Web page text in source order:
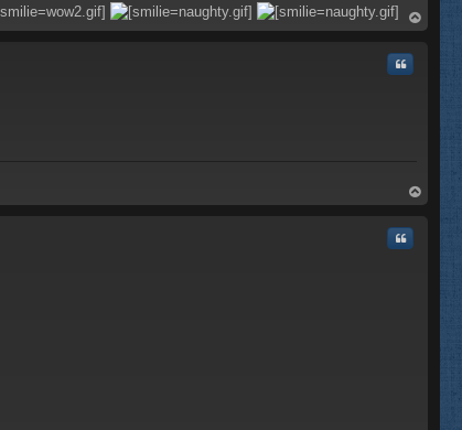
rri
ba
Citar
rri
ba
Citar